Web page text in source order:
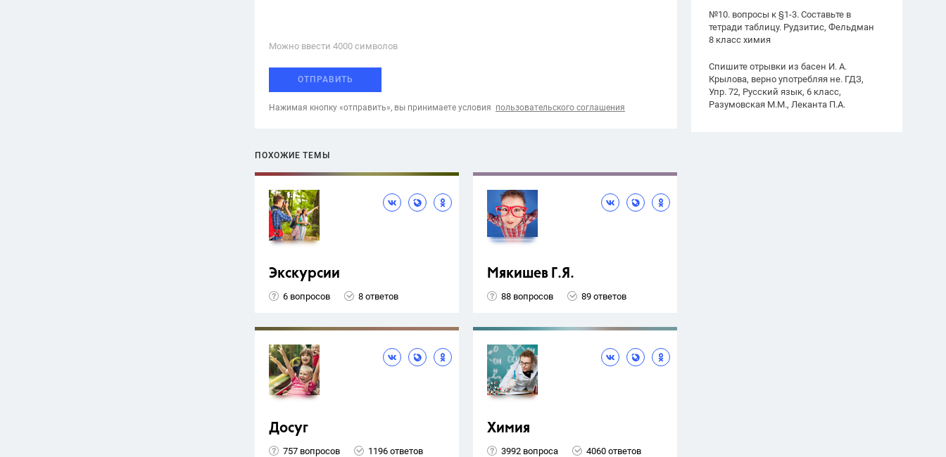
№10. вопросы к §1-3. Составьте в
тетради таблицу. Рудзитис, Фельдман
8 класс химия
Спишите отрывки из басен И. А.
Крылова, верно употребляя не. ГДЗ,
Упр. 72, Русский язык, 6 класс,
Разумовская М.М., Леканта П.А.
Можно ввести 4000 cимволов
ОТПРАВИТЬ
Нажимая кнопку «отправить», вы принимаете условия пользовательского соглашения
ПОХОЖИЕ ТЕМЫ
Экскурсии
6 вопросов 8 ответов
Мякишев Г.Я.
88 вопросов 89 ответов
Досуг
757 вопросов 1196 ответов
Химия
3992 вопроса 4060 ответов